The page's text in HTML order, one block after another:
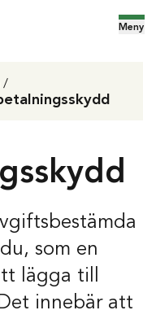
Meny
/
som en
lägga till
innebär att